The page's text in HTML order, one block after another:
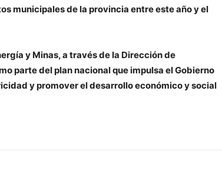
municipales de la provincia entre este año y el
y Minas, a través de la Dirección de
parte del plan nacional que impulsa el Gobierno
y promover el desarrollo económico y social